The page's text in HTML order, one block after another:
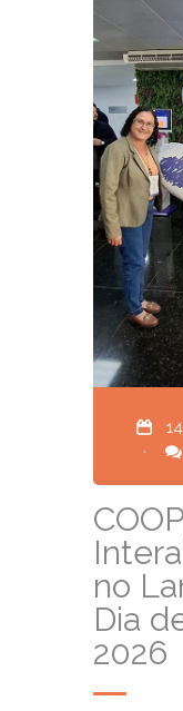
·
no
Dia
2026